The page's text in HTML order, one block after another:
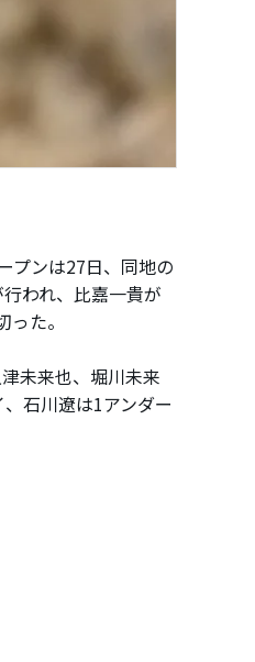
プンは27日、同地の
われ、比嘉一貴が
た。
未来也、堀川未来
石川遼は1アンダー